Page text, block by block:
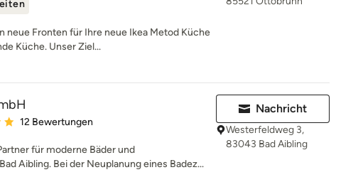
neue Fronten für Ihre neue Ikea Metod Küche
Küche. Unser Ziel...
Bewertung: 5 von 5 Sternen
12 Bewertungen
für moderne Bäder und
Aibling. Bei der Neuplanung eines Badez...
Nachricht
Westerfeldweg 3,
83043 Bad Aibling